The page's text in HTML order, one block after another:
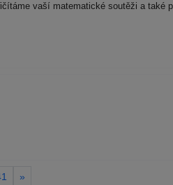
vaší matematické soutěži a
»